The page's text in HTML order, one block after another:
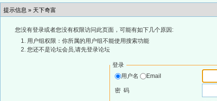
提示信息 » 天下奇富
您没有登录或者您没有权限访问此页面，可能有如下几个原因:
用户组权限：你所属的用户组不能使用搜索功能
您还不是论坛会员,请先登录论坛
登录
用户名
Email
密 码